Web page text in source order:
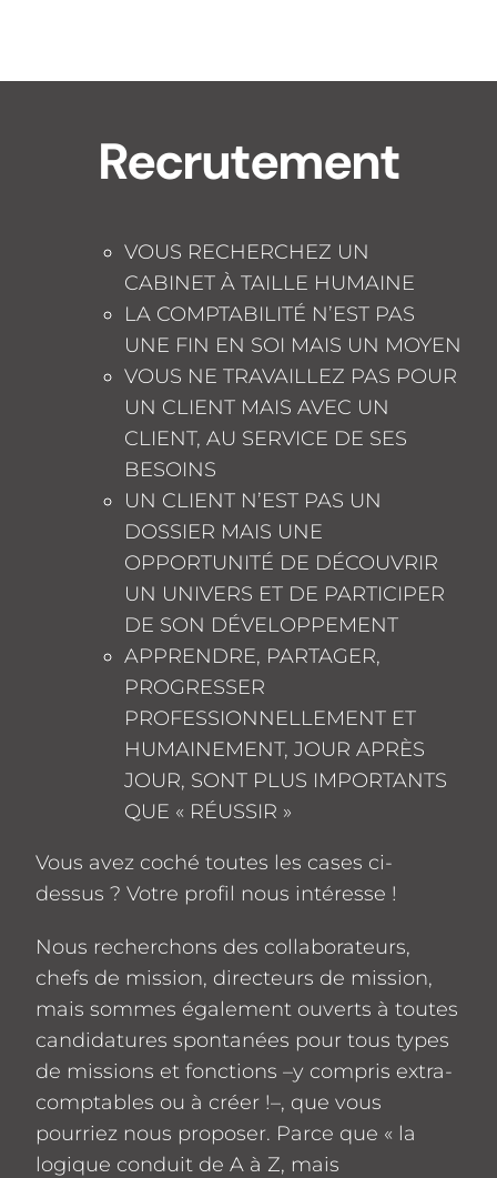
Recrutement
VOUS RECHERCHEZ UN
CABINET À TAILLE HUMAINE
LA COMPTABILITÉ N’EST PAS
UNE FIN EN SOI MAIS UN MOYEN
VOUS NE TRAVAILLEZ PAS POUR
UN CLIENT MAIS AVEC UN
CLIENT, AU SERVICE DE SES
BESOINS
UN CLIENT N’EST PAS UN
DOSSIER MAIS UNE
OPPORTUNITÉ DE DÉCOUVRIR
UN UNIVERS ET DE PARTICIPER
DE SON DÉVELOPPEMENT
APPRENDRE, PARTAGER,
PROGRESSER
PROFESSIONNELLEMENT ET
HUMAINEMENT, JOUR APRÈS
JOUR, SONT PLUS IMPORTANTS
QUE « RÉUSSIR »
Vous avez coché toutes les cases ci-
dessus ? Votre profil nous intéresse !
Nous recherchons des collaborateurs,
chefs de mission, directeurs de mission,
mais sommes également ouverts à toutes
candidatures spontanées pour tous types
de missions et fonctions –y compris extra-
comptables ou à créer !–, que vous
pourriez nous proposer. Parce que « la
logique conduit de A à Z, mais